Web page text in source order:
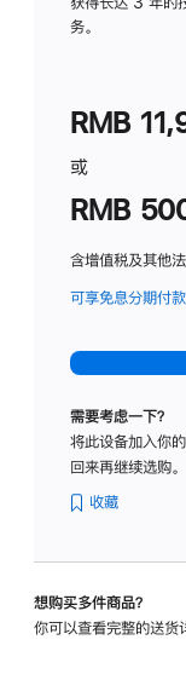
务。
RMB
或
RMB
含增值税及其他
可享免息分期付款
需要考虑一下？
将此设备加入你
回来再继续选购。
收藏
想购买多件商品？
你可以查看完整的送货